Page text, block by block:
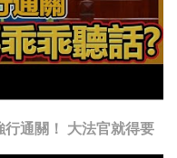
通關！ 大法官就得要